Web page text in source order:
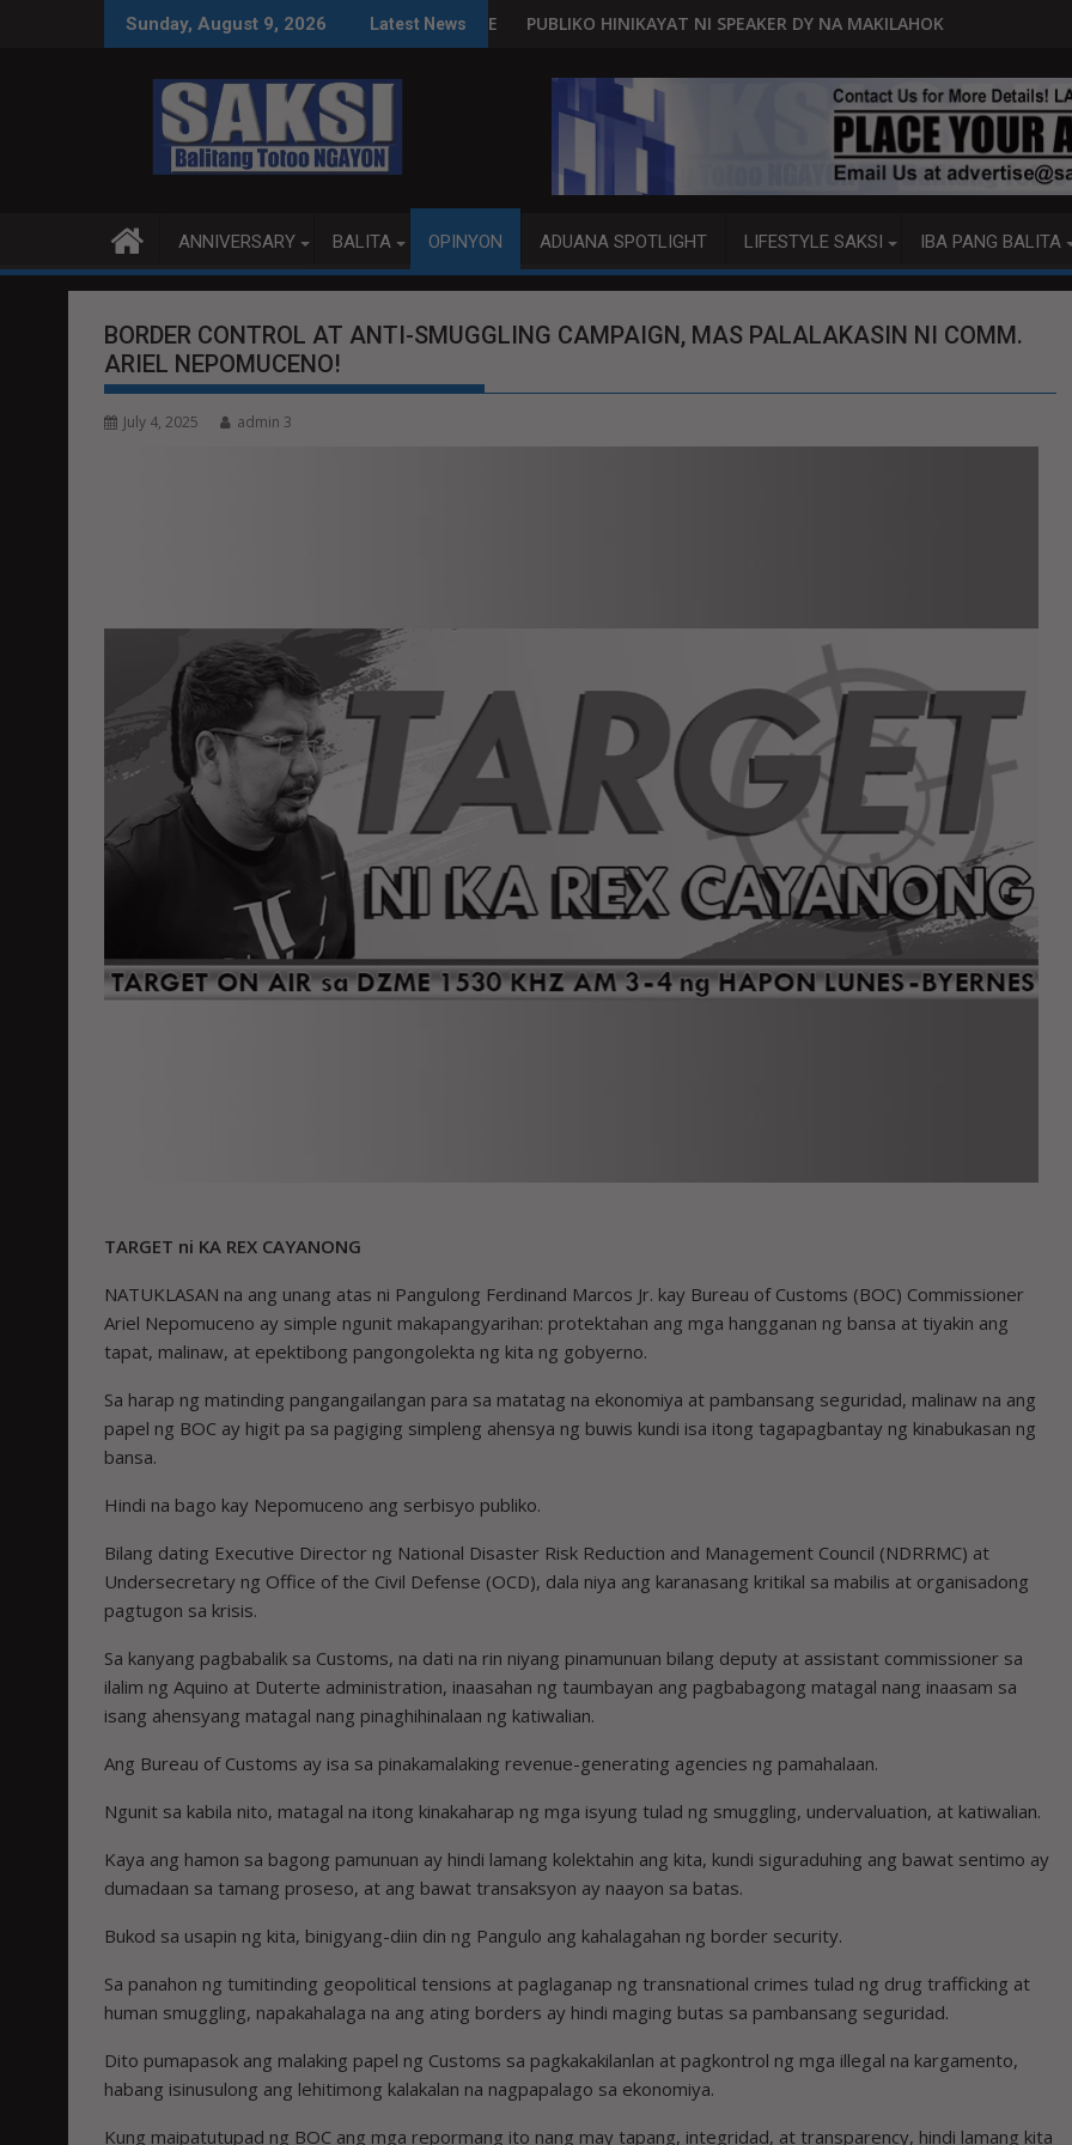
Sunday, August 9, 2026 Latest News
SA WPS O MAGBITIW
KONGRESO NA SUSPENDIHIN IMPLEMENTASYON NG RPVARAPUBLIKO HINIKAYAT NI SPEAKER DY NA MAKILAHOK SA PAGBUO NG MGA BATAS
MALACAÑANG PINAAARAL NA
ANNIVERSARY BALITA OPINYON ADUANA SPOTLIGHT LIFESTYLE SAKSI IBA PANG BALITA
BORDER CONTROL AT ANTI-SMUGGLING CAMPAIGN, MAS PALALAKASIN NI COMM.
ARIEL NEPOMUCENO!
July 4, 2025 admin 3
TARGET ni KA REX CAYANONG
NATUKLASAN na ang unang atas ni Pangulong Ferdinand Marcos Jr. kay Bureau of Customs (BOC) Commissioner
Ariel Nepomuceno ay simple ngunit makapangyarihan: protektahan ang mga hangganan ng bansa at tiyakin ang
tapat, malinaw, at epektibong pangongolekta ng kita ng gobyerno.
Sa harap ng matinding pangangailangan para sa matatag na ekonomiya at pambansang seguridad, malinaw na ang
papel ng BOC ay higit pa sa pagiging simpleng ahensya ng buwis kundi isa itong tagapagbantay ng kinabukasan ng
bansa.
Hindi na bago kay Nepomuceno ang serbisyo publiko.
Bilang dating Executive Director ng National Disaster Risk Reduction and Management Council (NDRRMC) at
Undersecretary ng Office of the Civil Defense (OCD), dala niya ang karanasang kritikal sa mabilis at organisadong
pagtugon sa krisis.
Sa kanyang pagbabalik sa Customs, na dati na rin niyang pinamunuan bilang deputy at assistant commissioner sa
ilalim ng Aquino at Duterte administration, inaasahan ng taumbayan ang pagbabagong matagal nang inaasam sa
isang ahensyang matagal nang pinaghihinalaan ng katiwalian.
Ang Bureau of Customs ay isa sa pinakamalaking revenue-generating agencies ng pamahalaan.
Ngunit sa kabila nito, matagal na itong kinakaharap ng mga isyung tulad ng smuggling, undervaluation, at katiwalian.
Kaya ang hamon sa bagong pamunuan ay hindi lamang kolektahin ang kita, kundi siguraduhing ang bawat sentimo ay
dumadaan sa tamang proseso, at ang bawat transaksyon ay naayon sa batas.
Bukod sa usapin ng kita, binigyang-diin din ng Pangulo ang kahalagahan ng border security.
Sa panahon ng tumitinding geopolitical tensions at paglaganap ng transnational crimes tulad ng drug trafficking at
human smuggling, napakahalaga na ang ating borders ay hindi maging butas sa pambansang seguridad.
Dito pumapasok ang malaking papel ng Customs sa pagkakakilanlan at pagkontrol ng mga illegal na kargamento,
habang isinusulong ang lehitimong kalakalan na nagpapalago sa ekonomiya.
Kung maipatutupad ng BOC ang mga repormang ito nang may tapang, integridad, at transparency, hindi lamang kita